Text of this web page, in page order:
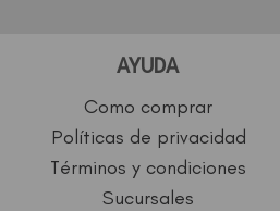
AYUDA
Como comprar
Políticas de privacidad
Términos y condiciones
Sucursales